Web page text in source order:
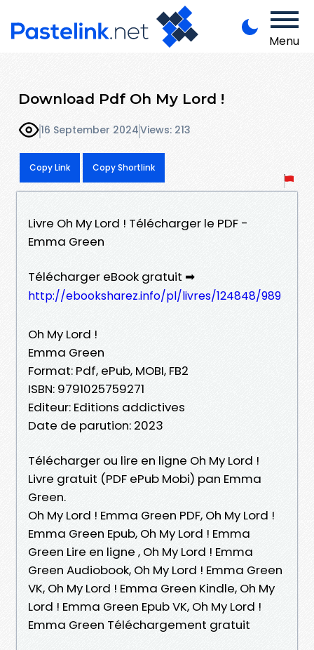
Menu
Download Pdf Oh My Lord !
16 September 2024Views: 213
Copy Link Copy Shortlink
Livre Oh My Lord ! Télécharger le PDF -
Emma Green
Télécharger eBook gratuit ➡
http://ebooksharez.info/pl/livres/124848/989
Oh My Lord !
Emma Green
Format: Pdf, ePub, MOBI, FB2
ISBN: 9791025759271
Editeur: Editions addictives
Date de parution: 2023
Télécharger ou lire en ligne Oh My Lord !
Livre gratuit (PDF ePub Mobi) pan Emma
Green.
Oh My Lord ! Emma Green PDF, Oh My Lord !
Emma Green Epub, Oh My Lord ! Emma
Green Lire en ligne , Oh My Lord ! Emma
Green Audiobook, Oh My Lord ! Emma Green
VK, Oh My Lord ! Emma Green Kindle, Oh My
Lord ! Emma Green Epub VK, Oh My Lord !
Emma Green Téléchargement gratuit